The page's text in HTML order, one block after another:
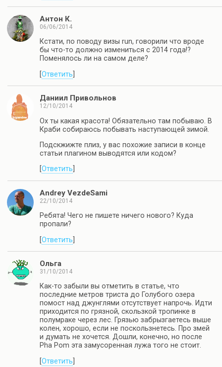
Антон К.
06/06/2014
Кстати, по поводу визы run, говорили что вроде
бы что-то должно измениться с 2014 года!?
Поменялось ли на самом деле?
Ответить
Даниил Привольнов
12/10/2014
Ох ты какая красота! Обязательно там побываю. В
Краби собираюсь побывать наступающей зимой.
Подскжижте плиз, у вас похожие записи в конце
статьи плагином выводятся или кодом?
Ответить
Andrey VezdeSami
22/10/2014
Ребята! Чего не пишете ничего нового? Куда
пропали?
Ответить
Ольга
31/10/2014
Как-то забыли вы отметить в статье, что
последние метров триста до Голубого озера
помост над джунглями отсутствует напрочь. Идти
приходится по грязной, скользкой тропинке в
полумраке через лес. Грязью забрызгаетесь выше
колен, хорошо, если не поскользнетесь. Про змей
и думать не хочется. Дошли, конечно, но после
Pha Pom эта замусоренная лужа того не стоит.
Ответить